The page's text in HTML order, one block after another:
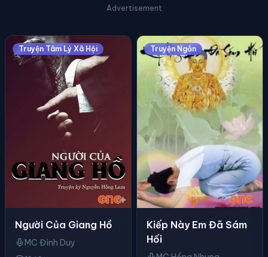
Advertisement
Truyện Tâm Lý Xã Hội
Người Của Giang Hồ
MC Đình Duy
Truyện Ngắn
Kiếp Này Em Đã Sám
Hối